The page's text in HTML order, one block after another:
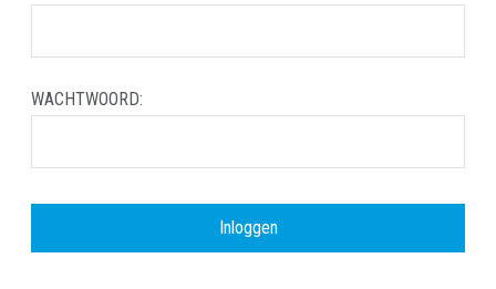
WACHTWOORD: